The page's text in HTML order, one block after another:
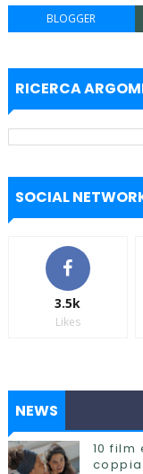
BLOGGER
RICERCA
SOCIAL
3.5k
Likes
NEWS
10
coppia